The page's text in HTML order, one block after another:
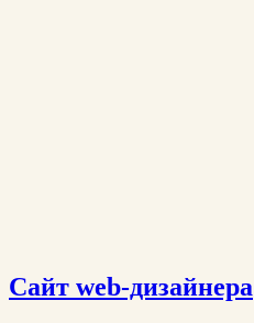
Сайт web-дизайнера